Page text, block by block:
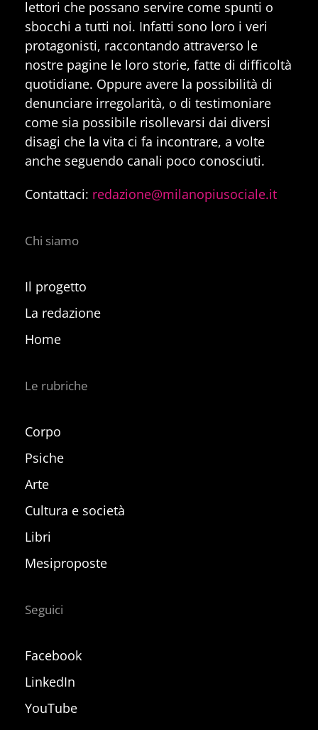
lettori che possano servire come spunti o
sbocchi a tutti noi. Infatti sono loro i veri
protagonisti, raccontando attraverso le
nostre pagine le loro storie, fatte di difficoltà
quotidiane. Oppure avere la possibilità di
denunciare irregolarità, o di testimoniare
come sia possibile risollevarsi dai diversi
disagi che la vita ci fa incontrare, a volte
anche seguendo canali poco conosciuti.
Contattaci: redazione@milanopiusociale.it
Chi siamo
Il progetto
La redazione
Home
Le rubriche
Corpo
Psiche
Arte
Cultura e società
Libri
Mesiproposte
Seguici
Facebook
LinkedIn
YouTube